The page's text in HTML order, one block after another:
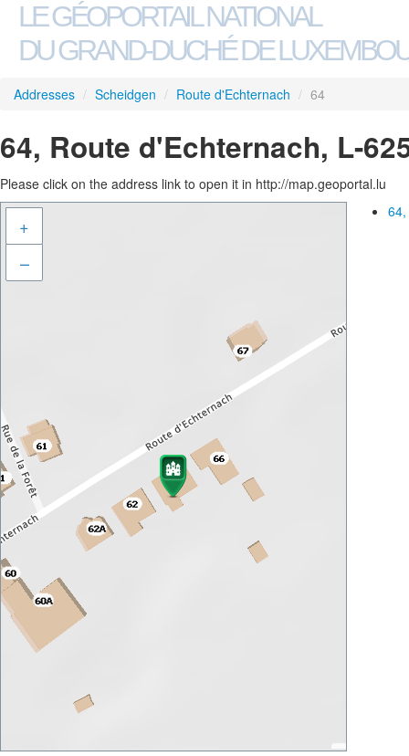
LE GÉOPORTAIL NATIONAL
DU GRAND-DUCHÉ DE
Addresses / Scheidgen / Route d'Echternach / 64
64, Route d'Echternach, L-
Please click on the address link to open it in http://map.geoportal.lu
+
–